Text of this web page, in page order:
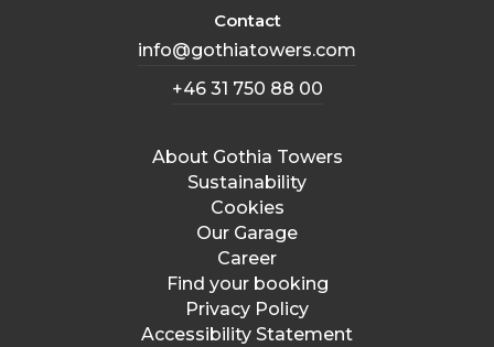
Contact
info@gothiatowers.com
+46 31 750 88 00
About Gothia Towers
Sustainability
Cookies
Our Garage
Career
Find your booking
Privacy Policy
Accessibility Statement